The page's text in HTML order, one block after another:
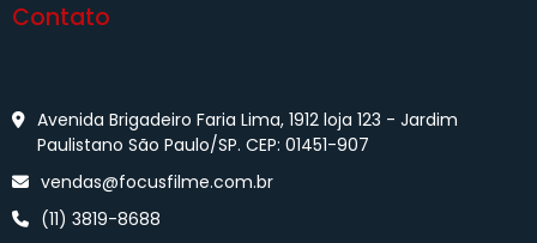
Contato
Avenida Brigadeiro Faria Lima, 1912 loja 123 - Jardim
Paulistano São Paulo/SP. CEP: 01451-907
vendas@focusfilme.com.br
(11) 3819-8688